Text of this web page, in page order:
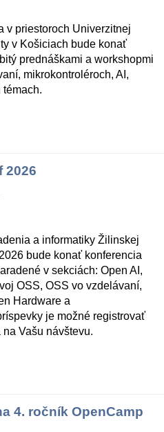
v priestoroch Univerzitnej
v Košiciach bude konať
prednáškami a workshopmi
mikrokontroléroch, AI,
témach.
2026
a informatiky Žilinskej
bude konať konferencia
v sekciách: Open AI,
OSS, OSS vo vzdelávaní,
Hardware a
je možné registrovať
Vašu návštevu.
4. ročník OpenCamp